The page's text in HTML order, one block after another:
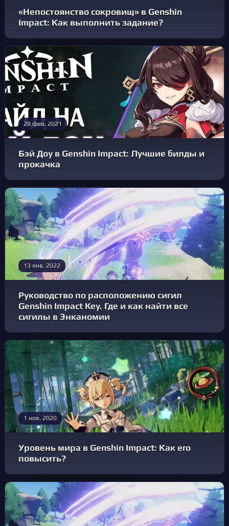
«Непостоянство сокровищ» в Genshin
Impact: Как выполнить задание?
28 фев. 2021
Бэй Доу в Genshin Impact: Лучшие билды и
прокачка
13 янв. 2022
Руководство по расположению сигил
Genshin Impact Key. Где и как найти все
сигилы в Энканомии
1 ноя. 2020
Уровень мира в Genshin Impact: Как его
повысить?